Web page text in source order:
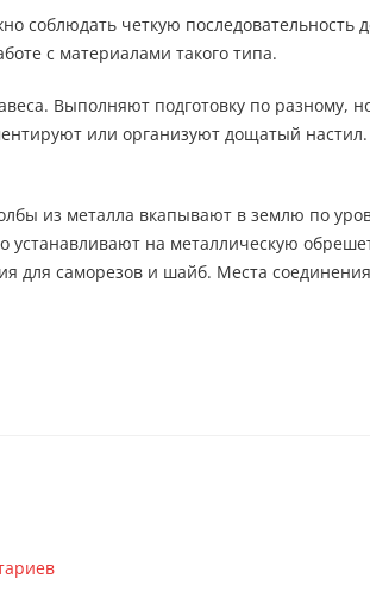
соблюдать четкую последовательность
с материалами такого типа.
Выполняют подготовку по разному,
или организуют дощатый
из металла вкапывают в землю по
на металлическую
для саморезов и шайб. Места